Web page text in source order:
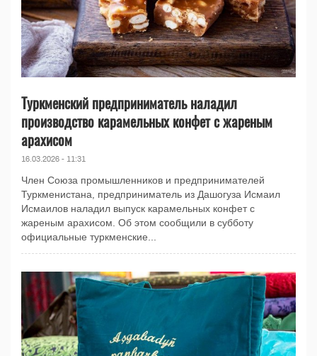
Туркменский предприниматель наладил
производство карамельных конфет с жареным
арахисом
16.03.2026 - 11:31
Член Союза промышленников и предпринимателей
Туркменистана, предприниматель из Дашогуза Исмаил
Исмаилов наладил выпуск карамельных конфет с
жареным арахисом. Об этом сообщили в субботу
официальные туркменские...